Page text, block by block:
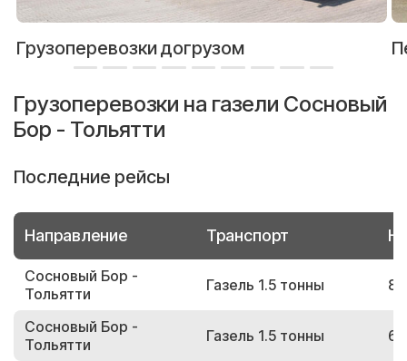
Грузоперевозки догрузом
Грузоперевозки на газели Сосновый
Бор - Тольятти
Последние рейсы
Направление Транспорт
Сосновый Бор -
Тольятти
Газель 1.5 тонны
Сосновый Бор -
Тольятти
Газель 1.5 тонны